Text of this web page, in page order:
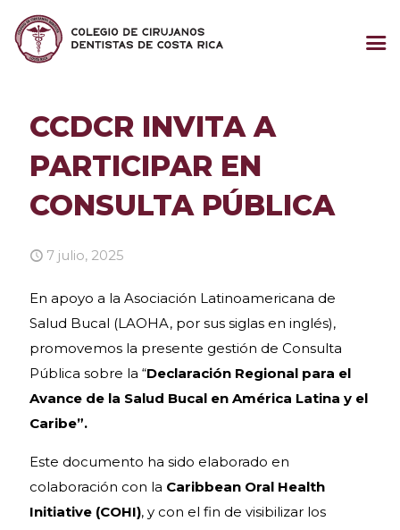
CCDCR INVITA A
PARTICIPAR EN
CONSULTA PÚBLICA
7 julio, 2025
En apoyo a la Asociación Latinoamericana de
Salud Bucal (LAOHA, por sus siglas en inglés),
promovemos la presente gestión de Consulta
Pública sobre la “Declaración Regional para el
Avance de la Salud Bucal en América Latina y el
Caribe”.
Este documento ha sido elaborado en
colaboración con la Caribbean Oral Health
Initiative (COHI), y con el fin de visibilizar los